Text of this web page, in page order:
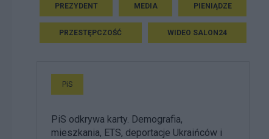
PREZYDENT MEDIA PIENIĄDZE
PRZESTĘPCZOŚĆ WIDEO SALON24
PiS
PiS odkrywa karty. Demografia,
mieszkania, ETS, deportacje Ukraińców i